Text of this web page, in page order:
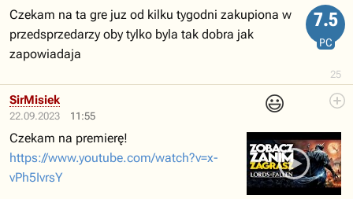
25
7.5
PC
Czekam na ta gre juz od kilku tygodni zakupiona w
przedsprzedarzy oby tylko byla tak dobra jak
zapowiadaja
22.09.2023 11:55
😃
SirMisiek
Czekam na premierę!
https://www.youtube.com/watch?v=x-
vPh5IvrsY